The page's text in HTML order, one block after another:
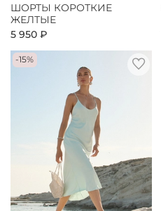
ШОРТЫ КОРОТКИЕ
ЖЕЛТЫЕ
5 950 ₽
-15%